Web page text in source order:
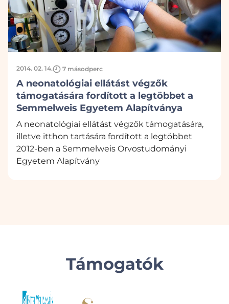
2014. 02. 14. 7 másodperc
A neonatológiai ellátást végzők
támogatására fordított a legtöbbet a
Semmelweis Egyetem Alapítványa
A neonatológiai ellátást végzők támogatására,
illetve itthon tartására fordított a legtöbbet
2012-ben a Semmelweis Orvostudományi
Egyetem Alapítvány
Támogatók